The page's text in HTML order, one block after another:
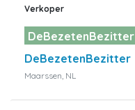
Verkoper
DeBezetenBezitter
DeBezetenBezitter
Maarssen, NL